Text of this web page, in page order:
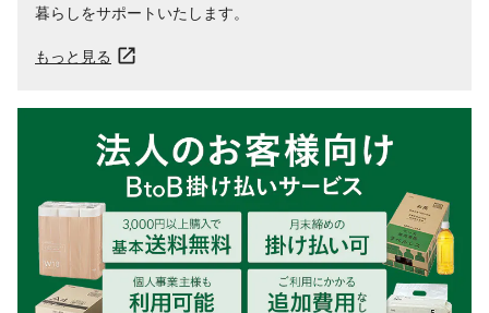
暮らしをサポートいたします。
もっと見る